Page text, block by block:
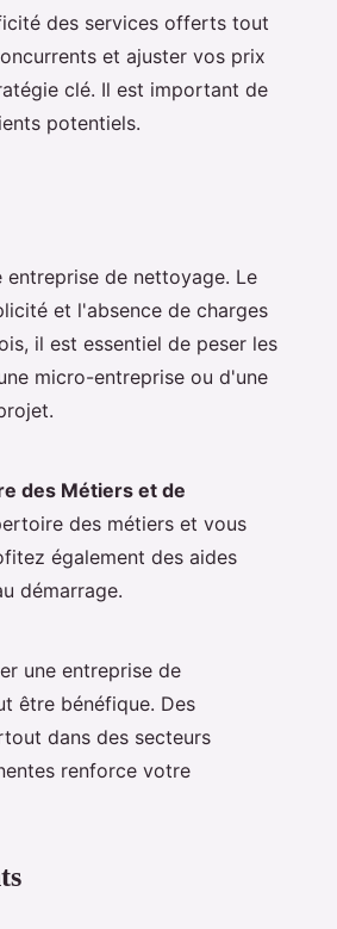
des services offerts tout
et ajuster vos prix
clé. Il est important de
potentiels.
de nettoyage. Le
et l'absence de charges
il est essentiel de peser les
micro-entreprise ou d'une
des Métiers et de
des métiers et vous
également des aides
démarrage.
une entreprise de
être bénéfique. Des
dans des secteurs
renforce votre